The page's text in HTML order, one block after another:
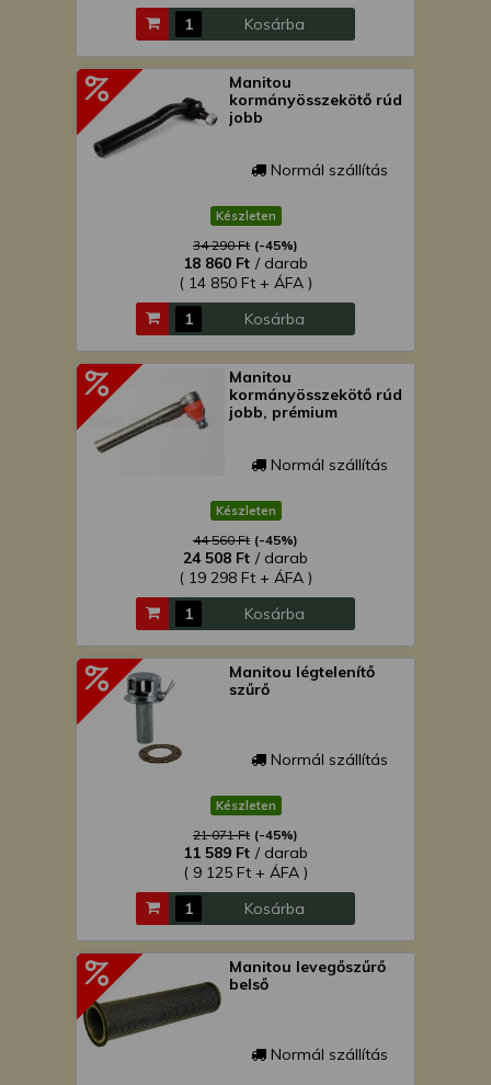
Kosárba
Manitou
kormányösszekötő rúd
jobb
Normál szállítás
Készleten
34 290 Ft (-45%)
18 860 Ft / darab
( 14 850 Ft + ÁFA )
Kosárba
Manitou
kormányösszekötő rúd
jobb, prémium
Normál szállítás
Készleten
44 560 Ft (-45%)
24 508 Ft / darab
( 19 298 Ft + ÁFA )
Kosárba
Manitou légtelenítő
szűrő
Normál szállítás
Készleten
21 071 Ft (-45%)
11 589 Ft / darab
( 9 125 Ft + ÁFA )
Kosárba
Manitou levegőszűrő
belső
Normál szállítás